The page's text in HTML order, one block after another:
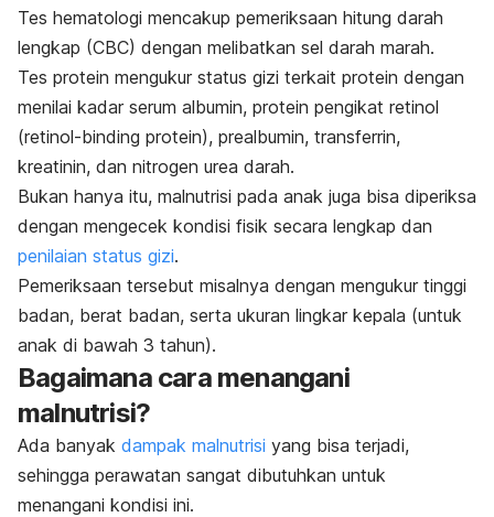
Tes hematologi mencakup pemeriksaan hitung darah
lengkap (CBC) dengan melibatkan sel darah marah.
Tes protein mengukur status gizi terkait protein dengan
menilai kadar serum albumin, protein pengikat retinol
(retinol-binding protein), prealbumin, transferrin,
kreatinin, dan nitrogen urea darah.
Bukan hanya itu, malnutrisi pada anak juga bisa diperiksa
dengan mengecek kondisi fisik secara lengkap dan
penilaian status gizi.
Pemeriksaan tersebut misalnya dengan mengukur tinggi
badan, berat badan, serta ukuran lingkar kepala (untuk
anak di bawah 3 tahun).
Bagaimana cara menangani
malnutrisi?
Ada banyak dampak malnutrisi yang bisa terjadi,
sehingga perawatan sangat dibutuhkan untuk
menangani kondisi ini.